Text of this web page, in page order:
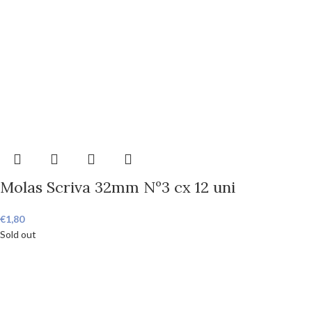
Molas Scriva 32mm Nº3 cx 12 uni
€1,80
Sold out